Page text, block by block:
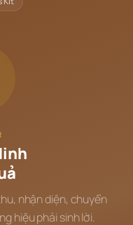
nhận diện, chuyển
hiệu phải sinh lời.